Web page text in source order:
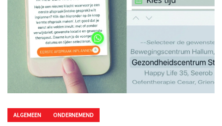
ALGEMEEN ONDERNEMEND